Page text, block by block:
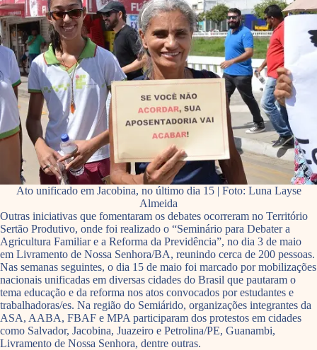
Ato unificado em Jacobina, no último dia 15 | Foto: Luna Layse
Almeida
Outras iniciativas que fomentaram os debates ocorreram no Território
Sertão Produtivo, onde foi realizado o “Seminário para Debater a
Agricultura Familiar e a Reforma da Previdência”, no dia 3 de maio
em Livramento de Nossa Senhora/BA, reunindo cerca de 200 pessoas.
Nas semanas seguintes, o dia 15 de maio foi marcado por mobilizações
nacionais unificadas em diversas cidades do Brasil que pautaram o
tema educação e da reforma nos atos convocados por estudantes e
trabalhadoras/es. Na região do Semiárido, organizações integrantes da
ASA, AABA, FBAF e MPA participaram dos protestos em cidades
como Salvador, Jacobina, Juazeiro e Petrolina/PE, Guanambi,
Livramento de Nossa Senhora, dentre outras.